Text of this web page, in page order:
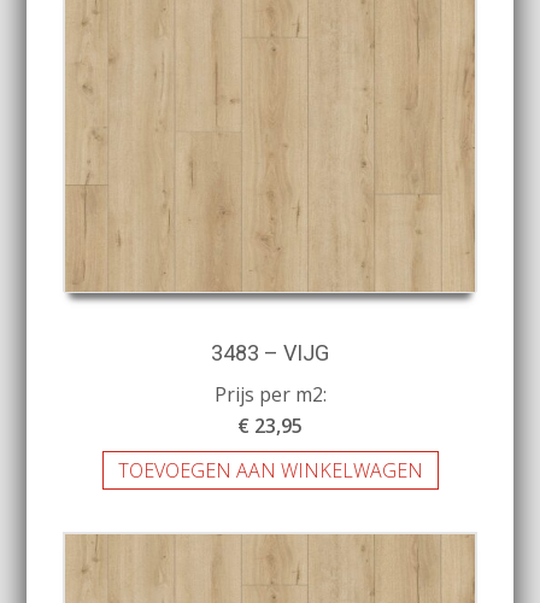
3483 – VIJG
Prijs per m2:
€ 23,95
TOEVOEGEN AAN WINKELWAGEN